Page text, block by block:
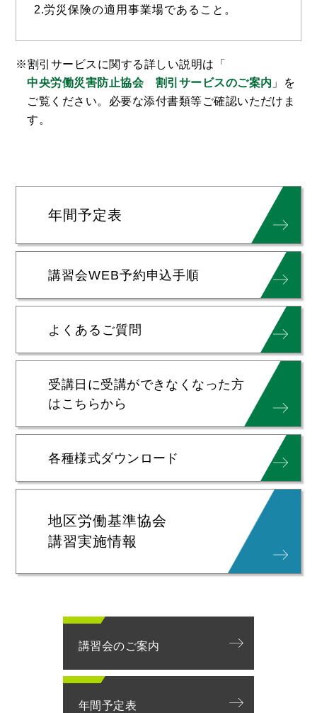
2.労災保険の適用事業場であること。
割引サービスに関する詳しい説明は「
中央労働災害防止協会 割引サービスのご案内 」を
ご覧ください。必要な添付書類等ご確認いただけま
す。
年間予定表
講習会WEB予約申込手順
よくあるご質問
受講日に受講ができなくなった方
はこちらから
各種様式ダウンロード
地区労働基準協会
講習実施情報
講習会のご案内
年間予定表